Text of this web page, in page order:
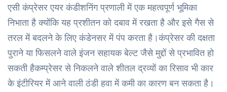
एसी कंप्रेसर एयर कंडीशनिंग प्रणाली में एक महत्वपूर्ण भूमिका
निभाता है क्योंकि यह प्रशीतन को दबाव में रखता है और इसे गैस से
तरल में बदलने के लिए कंडेनसर में पंप करता है।कंप्रेसर की दक्षता
पुराने या फिसलने वाले इंजन सहायक बेल्ट जैसे मुद्दों से प्रभावित हो
सकती हैकम्प्रेसर से निकलने वाले शीतल द्रव्यों का रिसाव भी कार
के इंटीरियर में आने वाली ठंडी हवा में कमी का कारण बन सकता है।